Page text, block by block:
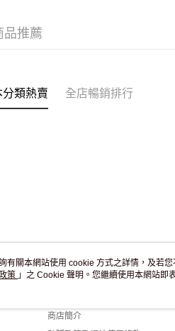
品推薦
分類熱賣 全店暢銷排行
關於我們
商店簡介
有關本網站使用 cookie 方式之詳情，及若
策 」之 Cookie 聲明。您繼續使用本網站即